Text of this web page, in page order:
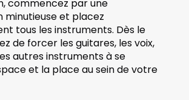
commencez par une
minutieuse et placez
tous les instruments. Dès le
de forcer les guitares, les voix,
autres instruments à se
et la place au sein de votre